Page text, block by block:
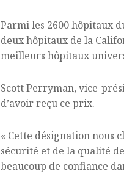
Parmi les 2600 hôpitaux
deux hôpitaux de la
meilleurs hôpitaux
Scott Perryman, vice-
d’avoir reçu ce prix.
« Cette désignation nous
sécurité et de la qualité
beaucoup de confiance